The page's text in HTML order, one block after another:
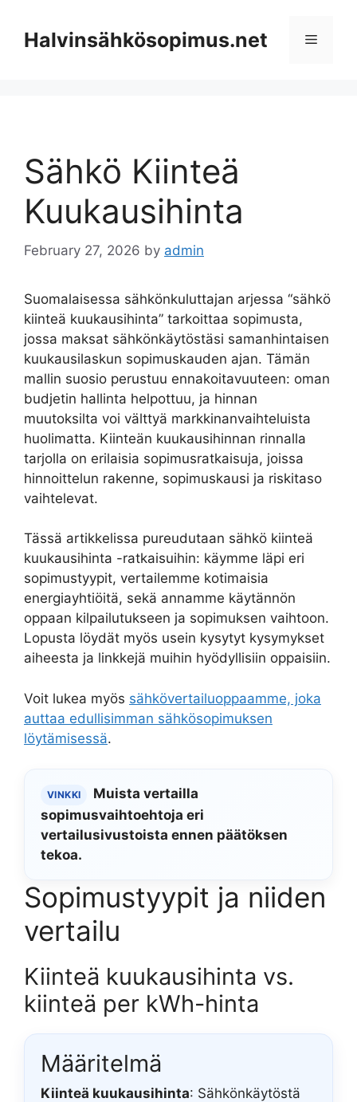
contentHalvinsähkösopimus.net Menu
Sähkö Kiinteä
Kuukausihinta
February 27, 2026 by admin
Suomalaisessa sähkönkuluttajan arjessa “sähkö
kiinteä kuukausihinta” tarkoittaa sopimusta,
jossa maksat sähkönkäytöstäsi samanhintaisen
kuukausilaskun sopimuskauden ajan. Tämän
mallin suosio perustuu ennakoitavuuteen: oman
budjetin hallinta helpottuu, ja hinnan
muutoksilta voi välttyä markkinanvaihteluista
huolimatta. Kiinteän kuukausihinnan rinnalla
tarjolla on erilaisia sopimusratkaisuja, joissa
hinnoittelun rakenne, sopimuskausi ja riskitaso
vaihtelevat.
Tässä artikkelissa pureudutaan sähkö kiinteä
kuukausihinta -ratkaisuihin: käymme läpi eri
sopimustyypit, vertailemme kotimaisia
energiayhtiöitä, sekä annamme käytännön
oppaan kilpailutukseen ja sopimuksen vaihtoon.
Lopusta löydät myös usein kysytyt kysymykset
aiheesta ja linkkejä muihin hyödyllisiin oppaisiin.
Voit lukea myös sähkövertailuoppaamme, joka
auttaa edullisimman sähkösopimuksen
löytämisessä.
VINKKI
Muista vertailla
sopimusvaihtoehtoja eri
vertailusivustoista ennen päätöksen
tekoa.
Sopimustyypit ja niiden
vertailu
Kiinteä kuukausihinta vs.
kiinteä per kWh-hinta
Määritelmä
Kiinteä kuukausihinta: Sähkönkäytöstä